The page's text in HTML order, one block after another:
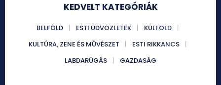
KEDVELT KATEGÓRIÁK
BELFÖLD ESTI ÜDVÖZLETEK
KÜLFÖLD
KULTÚRA, ZENE ÉS MŰVÉSZET
ESTI RIKKANCS
LABDARÚGÁS
GAZDASÁG